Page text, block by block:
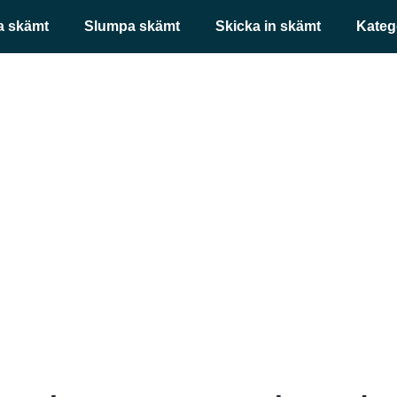
skämt Slumpa skämt Skicka in skämt